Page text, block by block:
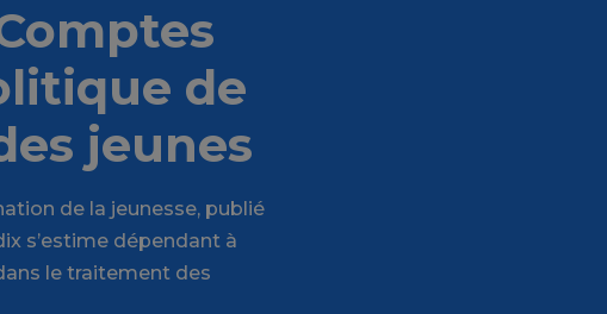
de
jeunes
de la jeunesse, publié
s’estime dépendant à
le traitement des